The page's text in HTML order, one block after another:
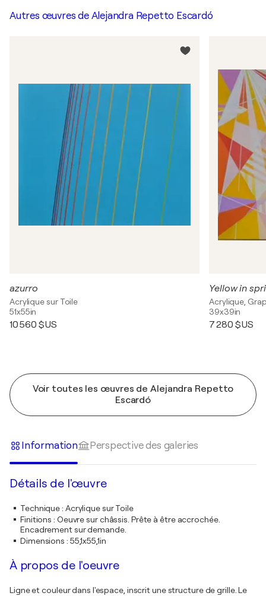
Autres œuvres de Alejandra Repetto Escardó
azurro
Acrylique sur Toile
51x55in
10 560 $US
Yellow in
Acrylique,
39x39in
7 280 $US
Voir toutes les œuvres de Alejandra Repetto
Escardó
Information Perspective des galeries
Détails de l'œuvre
Technique: Acrylique sur Toile
Finitions : Oeuvre sur châssis. Prête à être accrochée.
Encadrement sur demande.
Dimensions : 55,1x55,1in
À propos de l'oeuvre
Ligne et couleur dans l'espace, inscrit une structure de grille. Le